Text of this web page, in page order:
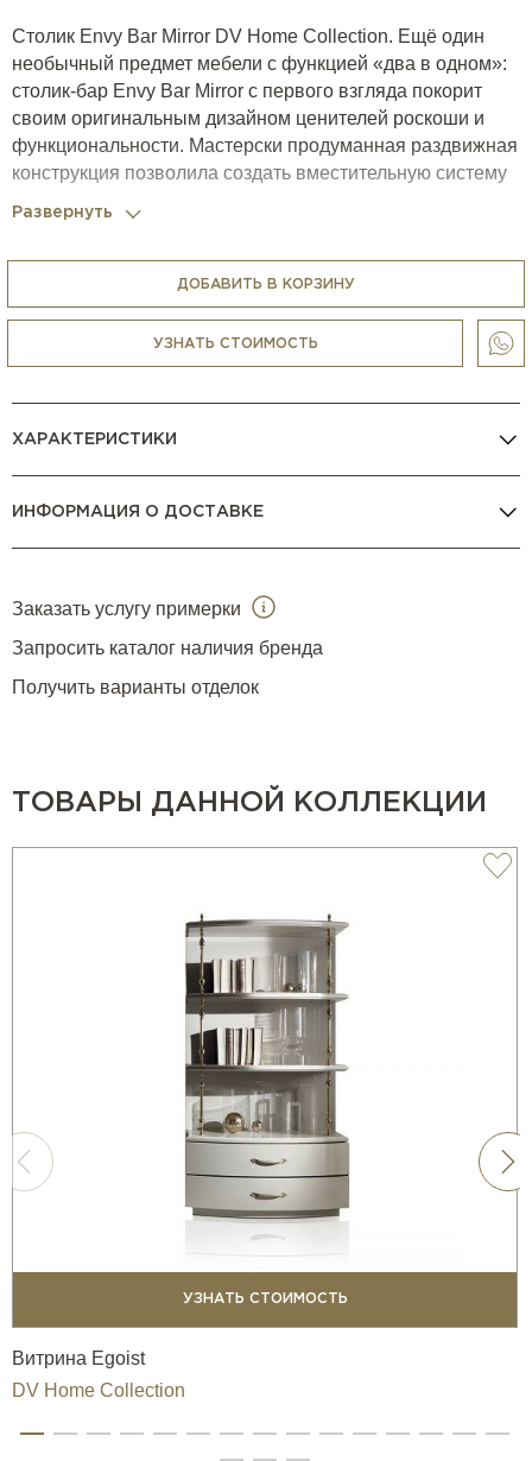
Столик Envy Bar Mirror DV Home Collection. Ещё один
необычный предмет мебели с функцией «два в одном»:
столик-бар Envy Bar Mirror с первого взгляда покорит
своим оригинальным дизайном ценителей роскоши и
функциональности. Мастерски продуманная раздвижная
конструкция позволила создать вместительную систему
В характеристиках товара указана длина столика в
сложенном состоянии; длина в разложенном состоянии
составляет 220 см.
Развернуть
ДОБАВИТЬ В КОРЗИНУ
УЗНАТЬ СТОИМОСТЬ
ХАРАКТЕРИСТИКИ
ИНФОРМАЦИЯ О ДОСТАВКЕ
Заказать услугу примерки
Запросить каталог наличия бренда
Получить варианты отделок
ТОВАРЫ ДАННОЙ КОЛЛЕКЦИИ
УЗНАТЬ СТОИМОСТЬ
Витрина Egoist
DV Home Collection